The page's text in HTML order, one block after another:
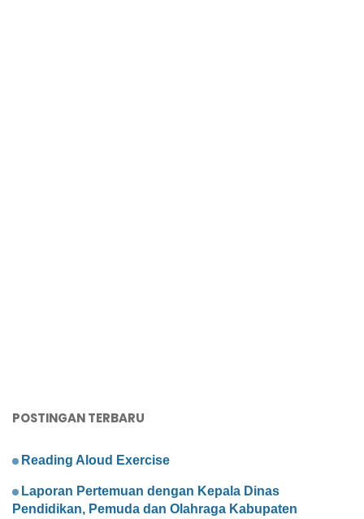
POSTINGAN TERBARU
Reading Aloud Exercise
Laporan Pertemuan dengan Kepala Dinas
Pendidikan, Pemuda dan Olahraga Kabupaten